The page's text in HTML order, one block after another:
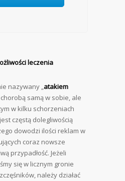
leczenia
nazywany „atakiem
samą w sobie, ale
w kilku schorzeniach
częstą dolegliwością
dowodzi ilości reklam w
coraz nowsze
przypadłość. Jeżeli
się w licznym gronie
należy działać